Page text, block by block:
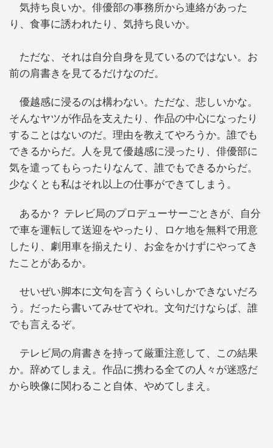
気持ち良いか。俳優部の事務所から連絡があった
り、食事に誘われたり、気持ち良いか。
ただな、それは自分自身を見ているのではない。お
前の肩書きを見てるだけなのだ。
優越感に浸るのは構わない。ただな、悲しいかな。
そんなヤツが作品を支えたり、作品の中心になったり
することはないのだ。理由を教えてやろうか。誰でも
できるからだ。人を見て優越感に浸ったり、俳優部に
気を遣ってもらったりなんて、誰でもできるからだ。
少なくとも私はそれ以上の仕事ができてしまう。
あるか？ テレビ局のプロデューサーごときが、自分
で車を運転して送迎をやったり、ロケ地を無料で用意
したり、劇用車を揃えたり、お金をかけずにやってき
たことがあるか。
せいぜい脚本に文句を言うくらいしかできないだろ
う。だったら書いてみせてやれ。文句だけならば、誰
でも言えるぞ。
テレビ局の肩書きを持って厳重注意して、この結果
か。辞めてしまえ。作品に携わる全ての人々が迷惑だ
から映像に関わること自体、やめてしまえ。